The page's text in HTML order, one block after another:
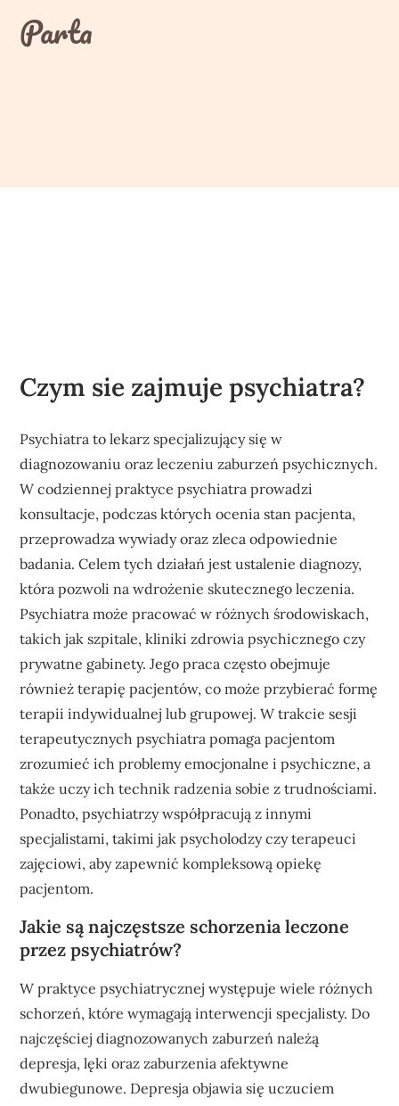
contentParta
Czym sie zajmuje psychiatra?
Psychiatra to lekarz specjalizujący się w
diagnozowaniu oraz leczeniu zaburzeń psychicznych.
W codziennej praktyce psychiatra prowadzi
konsultacje, podczas których ocenia stan pacjenta,
przeprowadza wywiady oraz zleca odpowiednie
badania. Celem tych działań jest ustalenie diagnozy,
która pozwoli na wdrożenie skutecznego leczenia.
Psychiatra może pracować w różnych środowiskach,
takich jak szpitale, kliniki zdrowia psychicznego czy
prywatne gabinety. Jego praca często obejmuje
również terapię pacjentów, co może przybierać formę
terapii indywidualnej lub grupowej. W trakcie sesji
terapeutycznych psychiatra pomaga pacjentom
zrozumieć ich problemy emocjonalne i psychiczne, a
także uczy ich technik radzenia sobie z trudnościami.
Ponadto, psychiatrzy współpracują z innymi
specjalistami, takimi jak psycholodzy czy terapeuci
zajęciowi, aby zapewnić kompleksową opiekę
pacjentom.
Jakie są najczęstsze schorzenia leczone
przez psychiatrów?
W praktyce psychiatrycznej występuje wiele różnych
schorzeń, które wymagają interwencji specjalisty. Do
najczęściej diagnozowanych zaburzeń należą
depresja, lęki oraz zaburzenia afektywne
dwubiegunowe. Depresja objawia się uczuciem